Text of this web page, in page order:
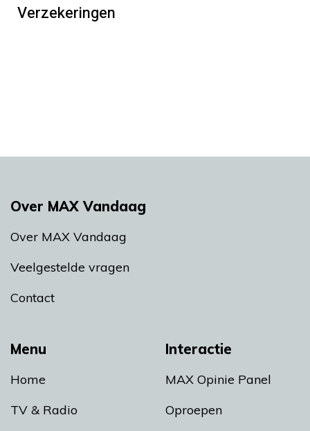
Verzekeringen
Menu
Home
TV & Radio
Interactie
MAX Opinie Panel
Oproepen
Over MAX Vandaag
Over MAX Vandaag
Veelgestelde vragen
Contact